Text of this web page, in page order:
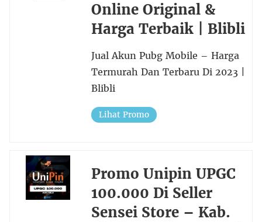
Online Original &
Harga Terbaik | Blibli
Jual Akun Pubg Mobile – Harga
Termurah Dan Terbaru Di 2023 |
Blibli
Lihat Promo
Promo Unipin UPGC
100.000 Di Seller
Sensei Store – Kab.